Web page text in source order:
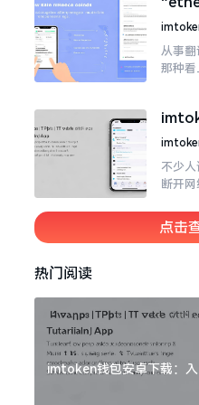
至极点
儿？
从事
那种看
老玩
不少
断开
夸张
人攻击
点击
热门阅读
imtoken钱包安卓下载：